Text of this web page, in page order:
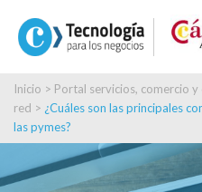
Inicio > Portal servicios, comercio
red > ¿Cuáles son las principales
las pymes?